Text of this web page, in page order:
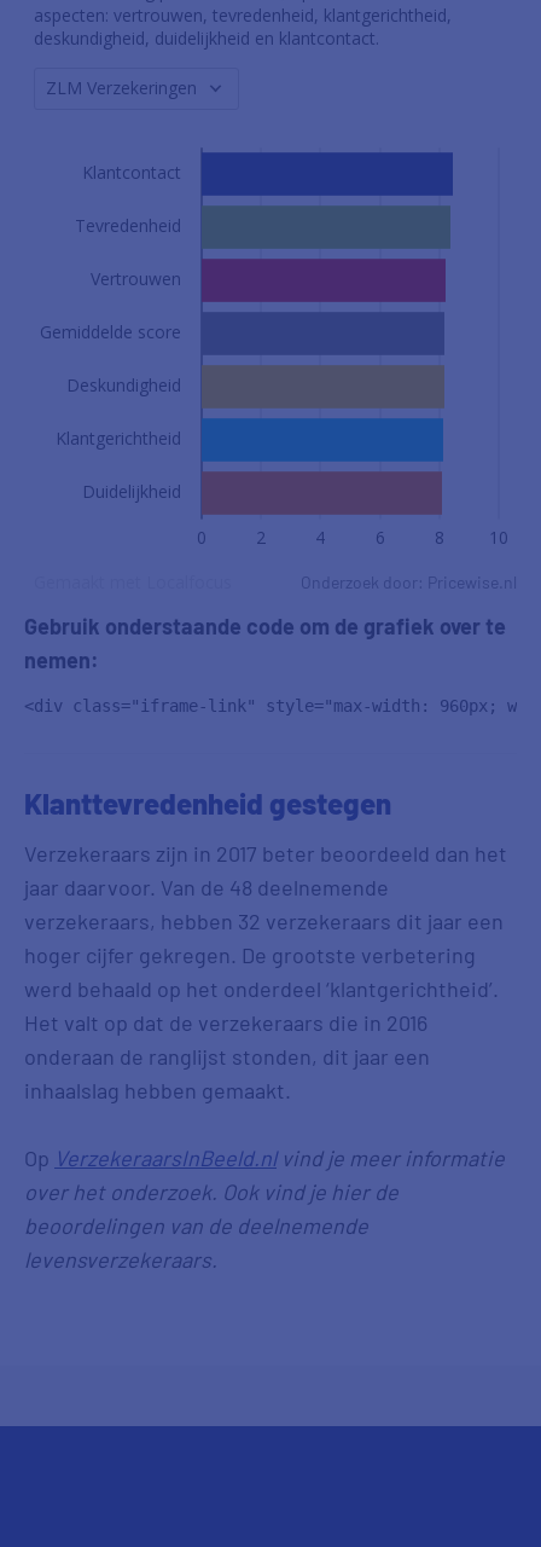
Onderzoek door: Pricewise.nl
Gebruik onderstaande code om de grafiek over te
nemen:
<div class="iframe-link" style="max-width: 960px;
Klanttevredenheid gestegen
Verzekeraars zijn in 2017 beter beoordeeld dan het
jaar daarvoor. Van de 48 deelnemende
verzekeraars, hebben 32 verzekeraars dit jaar een
hoger cijfer gekregen. De grootste verbetering
werd behaald op het onderdeel ‘klantgerichtheid’.
Het valt op dat de verzekeraars die in 2016
onderaan de ranglijst stonden, dit jaar een
inhaalslag hebben gemaakt.
Op VerzekeraarsInBeeld.nlvind je meer informatie
over het onderzoek. Ook vind je hier de
beoordelingen van de deelnemende
levensverzekeraars.